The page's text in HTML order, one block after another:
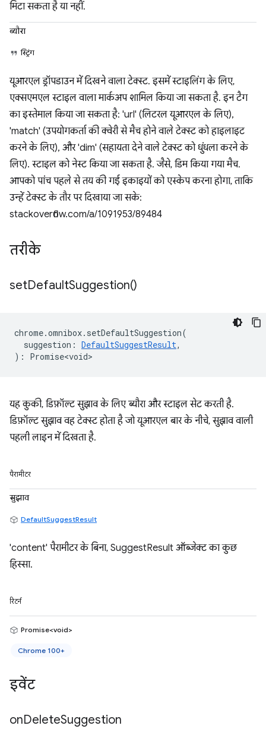
मिटा सकता है या नहीं.
ब्यौरा
स्ट्रिंग
यूआरएल ड्रॉपडाउन में दिखने वाला टेक्स्ट. इसमें स्टाइलिंग के लिए,
एक्सएमएल स्टाइल वाला मार्कअप शामिल किया जा सकता है. इन टैग
का इस्तेमाल किया जा सकता है: 'url' (लिटरल यूआरएल के लिए),
'match' (उपयोगकर्ता की क्वेरी से मैच होने वाले टेक्स्ट को हाइलाइट
करने के लिए), और 'dim' (सहायता देने वाले टेक्स्ट को धुंधला करने के
लिए). स्टाइल को नेस्ट किया जा सकता है. जैसे, डिम किया गया मैच.
आपको पांच पहले से तय की गई इकाइयों को एस्केप करना होगा, ताकि
उन्हें टेक्स्ट के तौर पर दिखाया जा सके:
stackoverflow.com/a/1091953/89484
तरीके
setDefaultSuggestion()
chrome.omnibox. setDefaultSuggestion(
suggestion : DefaultSuggestResult,
) : Promise<void>
यह कुकी, डिफ़ॉल्ट सुझाव के लिए ब्यौरा और स्टाइल सेट करती है.
डिफ़ॉल्ट सुझाव वह टेक्स्ट होता है जो यूआरएल बार के नीचे, सुझाव वाली
पहली लाइन में दिखता है.
पैरामीटर
सुझाव
DefaultSuggestResult
'content' पैरामीटर के बिना, SuggestResult ऑब्जेक्ट का कुछ
हिस्सा.
रिटर्न
Promise<void>
Chrome 100+
इवेंट
onDeleteSuggestion